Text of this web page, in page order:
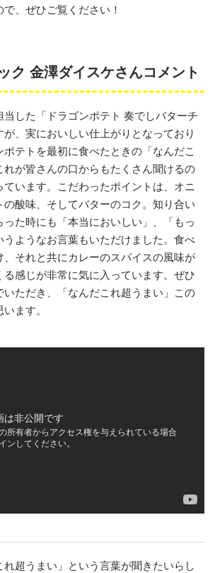
、ぜひご覧ください！
ク 金澤ダイスケさんコメント
した「ドラゴンポテト 奏でしバターチ
、実においしい仕上がりとなっており
ポテトを最初に食べたときの「なんだこ
れが皆さんの口からもたくさん聞けるの
ています。こだわったポイントは、オニ
の酸味、そしてバターのコク。知り合い
た時にも「本当においしい」、「もっ
うようなお言葉もいただけました。食べ
、それと共にカレーのスパイスの風味が
感じが非常に気に入っています。ぜひ
いただき、「なんだこれ超うまい」この
ます。
超うまい」という言葉が聞きたいらし